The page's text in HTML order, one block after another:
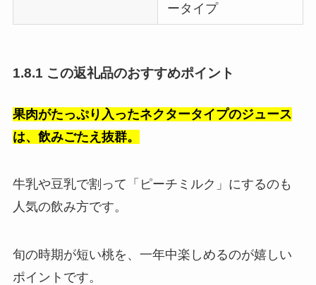
ータイプ
1.8.1 この返礼品のおすすめポイント
果肉がたっぷり入ったネクタータイプのジュース
は、飲みごたえ抜群。
牛乳や豆乳で割って「ピーチミルク」にするのも
人気の飲み方です。
旬の時期が短い桃を、一年中楽しめるのが嬉しい
ポイントです。